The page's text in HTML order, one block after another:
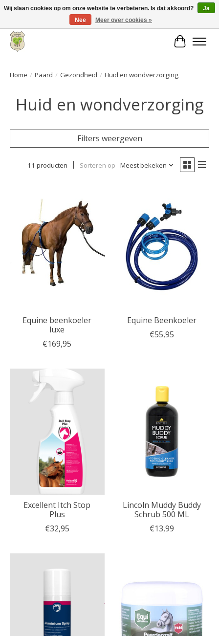
Grote keuze aan producten en snelle verzending!
Home / Paard / Gezondheid / Huid en wondverzorging
Huid en wondverzorging
Filters weergeven
11 producten Sorteren op Meest bekeken
Equine beenkoeler
luxe
€169,95
Equine Beenkoeler
€55,95
Excellent Itch Stop
Plus
€32,95
Lincoln Muddy Buddy
Schrub 500 ML
€13,99
Wij slaan cookies op om onze website te verbeteren. Is dat akkoord?
Ja
Nee
Meer over cookies »